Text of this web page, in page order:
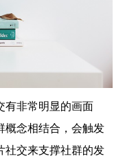
有非常明显的画面
概念相结合，会触发
社交来支撑社群的发